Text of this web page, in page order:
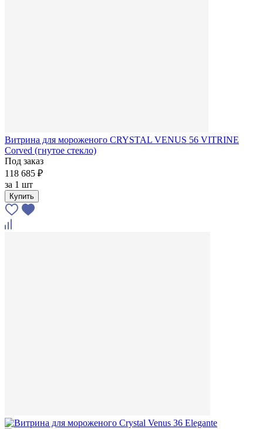
Витрина для мороженого CRYSTAL VENUS 56 VITRINE
Corved (гнутое стекло)
Под заказ
118 685 ₽
за 1 шт
Купить